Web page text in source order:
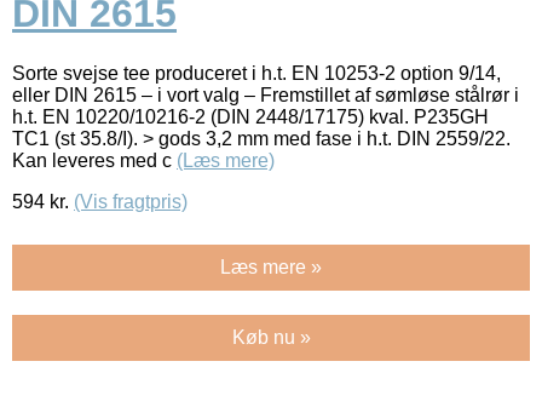
DIN 2615
Sorte svejse tee produceret i h.t. EN 10253-2 option 9/14,
eller DIN 2615 – i vort valg – Fremstillet af sømløse stålrør i
h.t. EN 10220/10216-2 (DIN 2448/17175) kval. P235GH
TC1 (st 35.8/I). > gods 3,2 mm med fase i h.t. DIN 2559/22.
Kan leveres med c (Læs mere)
594 kr. (Vis fragtpris)
Læs mere »
Køb nu »